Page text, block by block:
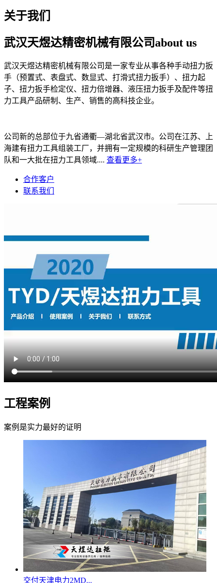
关于我们
武汉天煜达精密机械有限公司about us
武汉天煜达精密机械有限公司是一家专业从事各种手动扭力扳
手（预置式、表盘式、数显式、打滑式扭力扳手）、扭力起
子、扭力扳手检定仪、扭力倍增器、液压扭力扳手及配件等扭
力工具产品研制、生产、销售的高科技企业。
公司新的总部位于九省通衢—湖北省武汉市。公司在江苏、上
海建有扭力工具组装工厂，并拥有一定规模的科研生产管理团
队和一大批在扭力工具领域.... 查看更多+
合作客户
联系我们
工程案例
案例是实力最好的证明
交付天津电力2MD...